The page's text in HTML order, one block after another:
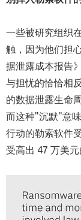
一些被研究组织
触，因为他们担
据泄露成本报告
与担忧的恰恰相
的数据泄露生命
而这种"沉默"意
行动的勒索软件
受高出 47 万美元